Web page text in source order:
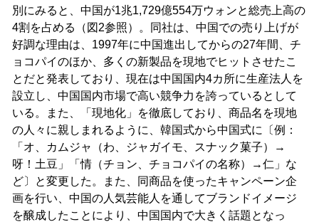
別にみると、中国が1兆1,729億554万ウォンと総売上高の
4割を占める（図2参照）。同社は、中国での売り上げが
好調な理由は、1997年に中国進出してからの27年間、チ
ョコパイのほか、多くの新製品を現地でヒットさせたこ
とだと発表しており、現在は中国国内4カ所に生産法人を
設立し、中国国内市場で高い競争力を誇っているとして
いる。また、「現地化」を徹底しており、商品名を現地
の人々に親しまれるように、韓国式から中国式に〔例：
「オ、カムジャ（わ、ジャガイモ、スナック菓子）→
呀！土豆」「情（チョン、チョコパイの名称）→仁」な
ど〕と変更した。また、同商品を使ったキャンペーン企
画を行い、中国の人気芸能人を通してブランドイメージ
を醸成したことにより、中国国内で大きく話題となっ